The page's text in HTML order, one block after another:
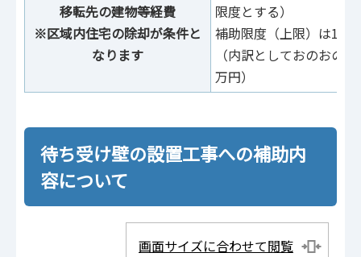
移転先の建物等経費
※区域内住宅の除却が条件と
なります
限度とする）
補助限度（上限）は1
（内訳としておのおの
万円）
待ち受け壁の設置工事への補助内
容について
画面サイズに合わせて閲覧